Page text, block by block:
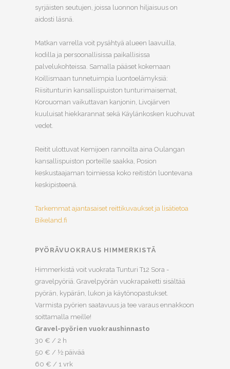
syrjäisten seutujen, joissa luonnon hiljaisuus on
aidosti läsnä.
Matkan varrella voit pysähtyä alueen laavuilla,
kodilla ja persoonallisissa paikallisissa
palvelukohteissa. Samalla pääset kokemaan
Koillismaan tunnetuimpia luontoelämyksiä:
Riisitunturin kansallispuiston tunturimaisemat,
Korouoman vaikuttavan kanjonin, Livojärven
kuuluisat hiekkarannat sekä Käylänkosken kuohuvat
vedet.
Reitit ulottuvat Kemijoen rannoilta aina Oulangan
kansallispuiston porteille saakka, Posion
keskustaajaman toimiessa koko reitistön luontevana
keskipisteenä.
Tarkemmat ajantasaiset reittikuvaukset ja lisätietoa
Bikeland.fi
PYÖRÄVUOKRAUS HIMMERKISTÄ
Himmerkistä voit vuokrata Tunturi T12 Sora -
gravelpyöriä. Gravelpyörän vuokrapaketti sisältää
pyörän, kypärän, lukon ja käytönopastukset.
Varmista pyörien saatavuus ja tee varaus ennakkoon
soittamalla meille!
Gravel-pyörien vuokraushinnasto
30 € / 2 h
50 € / ½ päivää
60 € / 1 vrk